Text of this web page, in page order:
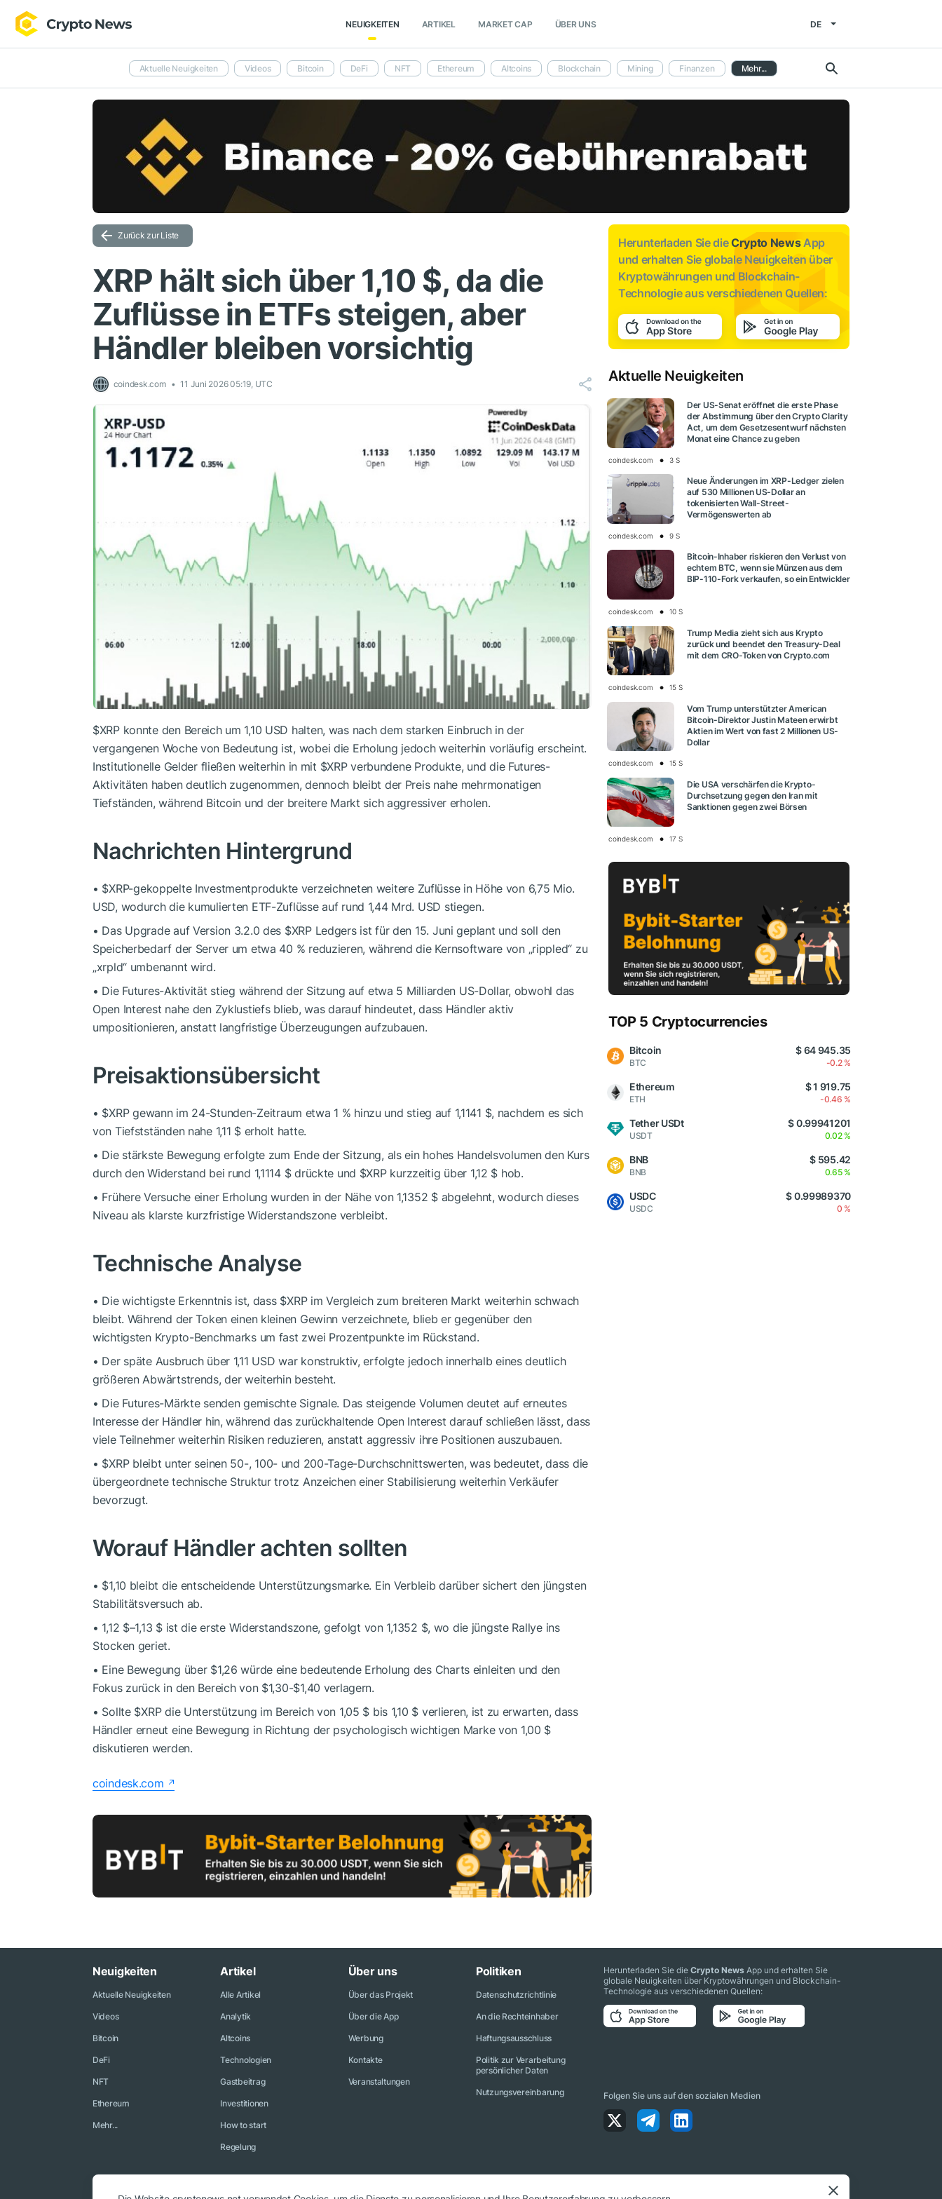
NEUIGKEITEN ARTIKEL MARKET CAP ÜBER UNS DE
Aktuelle Neuigkeiten Videos Bitcoin DeFi NFT Ethereum Altcoins Blockchain Mining Finanzen Mehr...
Zurück zur Liste
XRP hält sich über 1,10 $, da die
Zuflüsse in ETFs steigen, aber
Händler bleiben vorsichtig
coindesk.com 11 Juni 2026 05:19, UTC
$XRPkonnte den Bereich um 1,10 USD halten, was nach dem starken Einbruch in der
vergangenen Woche von Bedeutung ist, wobei die Erholung jedoch weiterhin vorläufig erscheint.
Institutionelle Gelder fließen weiterhin in mit $XRPverbundene Produkte, und die Futures-
Aktivitäten haben deutlich zugenommen, dennoch bleibt der Preis nahe mehrmonatigen
Tiefständen, während Bitcoin und der breitere Markt sich aggressiver erholen.
Nachrichten Hintergrund
• $XRP-gekoppelte Investmentprodukte verzeichneten weitere Zuflüsse in Höhe von 6,75 Mio.
USD, wodurch die kumulierten ETF-Zuflüsse auf rund 1,44 Mrd. USD stiegen.
• Das Upgrade auf Version 3.2.0 des $XRPLedgers ist für den 15. Juni geplant und soll den
Speicherbedarf der Server um etwa 40 % reduzieren, während die Kernsoftware von „rippled“ zu
„xrpld“ umbenannt wird.
• Die Futures-Aktivität stieg während der Sitzung auf etwa 5 Milliarden US-Dollar, obwohl das
Open Interest nahe den Zyklustiefs blieb, was darauf hindeutet, dass Händler aktiv
umpositionieren, anstatt langfristige Überzeugungen aufzubauen.
Preisaktionsübersicht
• $XRPgewann im 24-Stunden-Zeitraum etwa 1 % hinzu und stieg auf 1,1141 $, nachdem es sich
von Tiefstständen nahe 1,11 $ erholt hatte.
• Die stärkste Bewegung erfolgte zum Ende der Sitzung, als ein hohes Handelsvolumen den Kurs
durch den Widerstand bei rund 1,1114 $ drückte und $XRPkurzzeitig über 1,12 $ hob.
• Frühere Versuche einer Erholung wurden in der Nähe von 1,1352 $ abgelehnt, wodurch dieses
Niveau als klarste kurzfristige Widerstandszone verbleibt.
Technische Analyse
• Die wichtigste Erkenntnis ist, dass $XRPim Vergleich zum breiteren Markt weiterhin schwach
bleibt. Während der Token einen kleinen Gewinn verzeichnete, blieb er gegenüber den
wichtigsten Krypto-Benchmarks um fast zwei Prozentpunkte im Rückstand.
• Der späte Ausbruch über 1,11 USD war konstruktiv, erfolgte jedoch innerhalb eines deutlich
größeren Abwärtstrends, der weiterhin besteht.
• Die Futures-Märkte senden gemischte Signale. Das steigende Volumen deutet auf erneutes
Interesse der Händler hin, während das zurückhaltende Open Interest darauf schließen lässt, dass
viele Teilnehmer weiterhin Risiken reduzieren, anstatt aggressiv ihre Positionen auszubauen.
• $XRPbleibt unter seinen 50-, 100- und 200-Tage-Durchschnittswerten, was bedeutet, dass die
übergeordnete technische Struktur trotz Anzeichen einer Stabilisierung weiterhin Verkäufer
bevorzugt.
Worauf Händler achten sollten
• $1,10 bleibt die entscheidende Unterstützungsmarke. Ein Verbleib darüber sichert den jüngsten
Stabilitätsversuch ab.
• 1,12 $–1,13 $ ist die erste Widerstandszone, gefolgt von 1,1352 $, wo die jüngste Rallye ins
Stocken geriet.
• Eine Bewegung über $1,26 würde eine bedeutende Erholung des Charts einleiten und den
Fokus zurück in den Bereich von $1,30-$1,40 verlagern.
• Sollte $XRPdie Unterstützung im Bereich von 1,05 $ bis 1,10 $ verlieren, ist zu erwarten, dass
Händler erneut eine Bewegung in Richtung der psychologisch wichtigen Marke von 1,00 $
diskutieren werden.
coindesk.com
Herunterladen Sie dieCrypto NewsApp
und erhalten Sie globale Neuigkeiten über
Kryptowährungen und Blockchain-
Technologie aus verschiedenen Quellen:
Aktuelle Neuigkeiten
Der US-Senat eröffnet die erste Phase
der Abstimmung über den Crypto Clarity
Act, um dem Gesetzesentwurf nächsten
Monat eine Chance zu geben
coindesk.com 3 S
Neue Änderungen im XRP-Ledger zielen
auf 530 Millionen US-Dollar an
tokenisierten Wall-Street-
Vermögenswerten ab
coindesk.com 9 S
Bitcoin-Inhaber riskieren den Verlust von
echtem BTC, wenn sie Münzen aus dem
BIP-110-Fork verkaufen, so ein Entwickler
coindesk.com 10 S
Trump Media zieht sich aus Krypto
zurück und beendet den Treasury-Deal
mit dem CRO-Token von Crypto.com
coindesk.com 15 S
Vom Trump unterstützter American
Bitcoin-Direktor Justin Mateen erwirbt
Aktien im Wert von fast 2 Millionen US-
Dollar
coindesk.com 15 S
Die USA verschärfen die Krypto-
Durchsetzung gegen den Iran mit
Sanktionen gegen zwei Börsen
coindesk.com 17 S
TOP 5 Cryptocurrencies
Bitcoin
BTC
$ 64 945.35
-0.2 %
Ethereum
ETH
$ 1 919.75
-0.46 %
Tether USDt
USDT
$ 0.99941201
0.02 %
BNB
BNB
$ 595.42
0.65 %
USDC
USDC
$ 0.99989370
0 %
Neuigkeiten
Aktuelle Neuigkeiten
Videos
Bitcoin
DeFi
NFT
Ethereum
Mehr...
Artikel
Alle Artikel
Analytik
Altcoins
Technologien
Gastbeitrag
Investitionen
How to start
Regelung
Über uns
Über das Projekt
Über die App
Werbung
Kontakte
Veranstaltungen
Politiken
Datenschutzrichtlinie
An die Rechteinhaber
Haftungsausschluss
Politik zur Verarbeitung
persönlicher Daten
Nutzungsvereinbarung
Herunterladen Sie dieCrypto News App und erhalten Sie
globale Neuigkeiten über Kryptowährungen und Blockchain-
Technologie aus verschiedenen Quellen:
Folgen Sie uns auf den sozialen Medien